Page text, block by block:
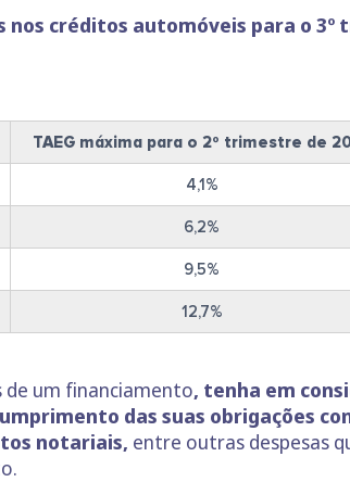
nos créditos automóveis para o 3º
TAEG máxima para o 2º trimestre de
4,1%
6,2%
9,5%
12,7%
um financiamento, tenha em
das suas obrigações
notariais, entre outras despesas